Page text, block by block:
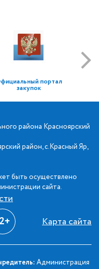
портал
закупок
района Красноярский
район, с.Красный Яр,
быть осуществлено
сайта.
Карта сайта
Администрация